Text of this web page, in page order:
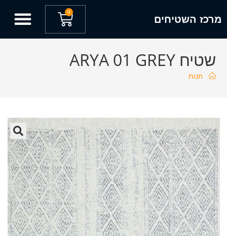
מרכז השטיחים
0
שטיח ARYA 01 GREY
חנות
🔍